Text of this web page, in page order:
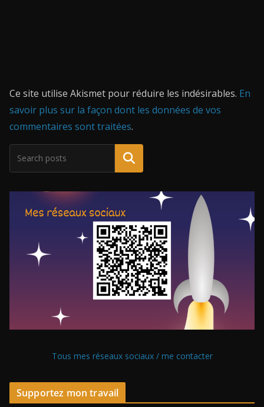
Ce site utilise Akismet pour réduire les indésirables. En
savoir plus sur la façon dont les données de vos
commentaires sont traitées.
Tous mes réseaux sociaux / me contacter
Supportez mon travail